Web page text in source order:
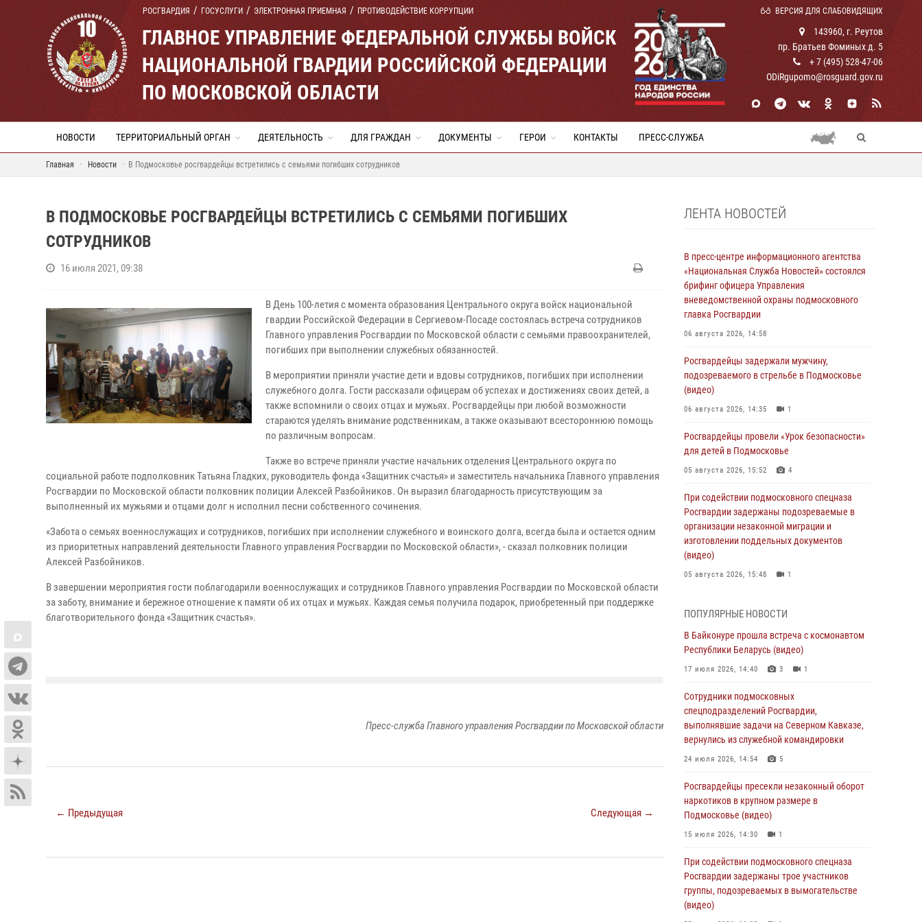
РОСГВАРДИЯ ГОСУСЛУГИ ЭЛЕКТРОННАЯ ПРИЕМНАЯ ПРОТИВОДЕЙСТВИЕ КОРРУПЦИИ ВЕРСИЯ ДЛЯ СЛАБОВИДЯЩИХ
ГЛАВНОЕ УПРАВЛЕНИЕ ФЕДЕРАЛЬНОЙ СЛУЖБЫ ВОЙСК
НАЦИОНАЛЬНОЙ ГВАРДИИ РОССИЙСКОЙ ФЕДЕРАЦИИ
ПО МОСКОВСКОЙ ОБЛАСТИ
143960, г. Реутов
пр. Братьев Фоминых д. 5
+ 7 (495) 528-47-06
ODiRgupomo@rosguard.gov.ru
НОВОСТИ ТЕРРИТОРИАЛЬНЫЙ ОРГАН ДЕЯТЕЛЬНОСТЬ ДЛЯ ГРАЖДАН ДОКУМЕНТЫ ГЕРОИ КОНТАКТЫ ПРЕСС-СЛУЖБА
Главная Новости В Подмосковье росгвардейцы встретились с семьями погибших сотрудников
В ПОДМОСКОВЬЕ РОСГВАРДЕЙЦЫ ВСТРЕТИЛИСЬ С СЕМЬЯМИ ПОГИБШИХ
СОТРУДНИКОВ
16 июля 2021, 09:38
В День 100-летия с момента образования Центрального округа войск национальной
гвардии Российской Федерации в Сергиевом-Посаде состоялась встреча сотрудников
Главного управления Росгвардии по Московской области с семьями правоохранителей,
погибших при выполнении служебных обязанностей.
В мероприятии приняли участие дети и вдовы сотрудников, погибших при исполнении
служебного долга. Гости рассказали офицерам об успехах и достижениях своих детей, а
также вспомнили о своих отцах и мужьях. Росгвардейцы при любой возможности
стараются уделять внимание родственникам, а также оказывают всестороннюю помощь
по различным вопросам.
Также во встрече приняли участие начальник отделения Центрального округа по
социальной работе подполковник Татьяна Гладких, руководитель фонда «Защитник счастья» и заместитель начальника Главного управления
Росгвардии по Московской области полковник полиции Алексей Разбойников. Он выразил благодарность присутствующим за
выполненный их мужьями и отцами долг н исполнил песни собственного сочинения.
«Забота о семьях военнослужащих и сотрудников, погибших при исполнении служебного и воинского долга, всегда была и остается одним
из приоритетных направлений деятельности Главного управления Росгвардии по Московской области», - сказал полковник полиции
Алексей Разбойников.
В завершении мероприятия гости поблагодарили военнослужащих и сотрудников Главного управления Росгвардии по Московской области
за заботу, внимание и бережное отношение к памяти об их отцах и мужьях. Каждая семья получила подарок, приобретенный при поддержке
благотворительного фонда «Защитник счастья».
Пресс-служба Главного управления Росгвардии по Московской области
← Предыдущая Следующая →
ЛЕНТА НОВОСТЕЙ
В пресс-центре информационного агентства
«Национальная Служба Новостей» состоялся
брифинг офицера Управления
вневедомственной охраны подмосковного
главка Росгвардии
06 августа 2026, 14:58
Росгвардейцы задержали мужчину,
подозреваемого в стрельбе в Подмосковье
(видео)
06 августа 2026, 14:35 1
Росгвардейцы провели «Урок безопасности»
для детей в Подмосковье
05 августа 2026, 15:52 4
При содействии подмосковного спецназа
Росгвардии задержаны подозреваемые в
организации незаконной миграции и
изготовлении поддельных документов
(видео)
05 августа 2026, 15:48 1
подмосковного главка Росгвардии
отработали навыки огневой подготовки на
комплексных учениях
04 августа 2026, 12:21
За прошедший месяц росгвардейцы 7386 раз
выезжали по сигналам «Тревога» с
охраняемых объектов в Подмосковье
04 августа 2026, 12:15
супермаркета в Подмосковье (видео)
03 августа 2026, 15:32 1
Подмосковье (видео)
03 августа 2026, 15:08 1
В Подмосковье отметили годовщину со Дня
ПОПУЛЯРНЫЕ НОВОСТИ
В Байконуре прошла встреча с космонавтом
Республики Беларусь (видео)
17 июля 2026, 14:40 3 1
Сотрудники подмосковных
спецподразделений Росгвардии,
выполнявшие задачи на Северном Кавказе,
вернулись из служебной командировки
24 июля 2026, 14:54 5
Росгвардейцы пресекли незаконный оборот
наркотиков в крупном размере в
Подмосковье (видео)
15 июля 2026, 14:30 1
При содействии подмосковного спецназа
Росгвардии задержаны трое участников
группы, подозреваемых в вымогательстве
(видео)